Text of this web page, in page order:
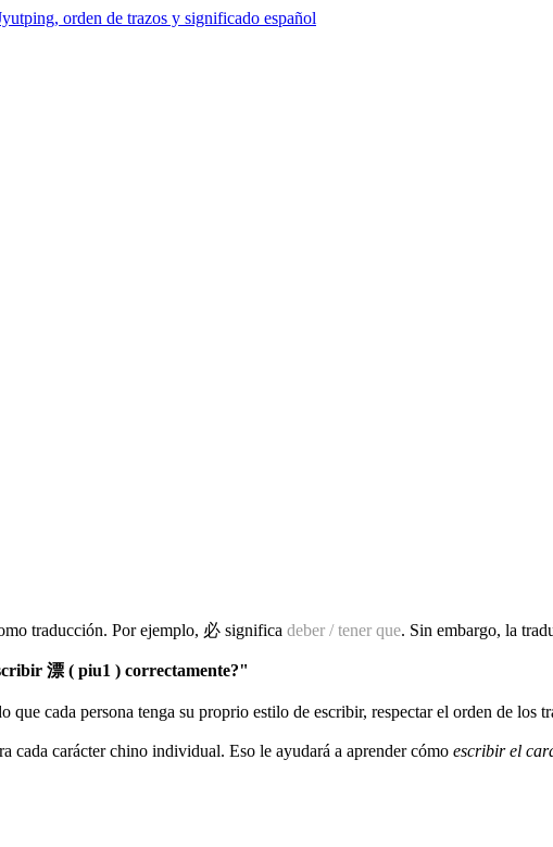
traducción. Por ejemplo, 必 significa deber / tener que. Sin embargo, la
漂 ( piu1 ) correctamente?"
que cada persona tenga su proprio estilo de escribir, respectar el orden de los
cada carácter chino individual. Eso le ayudará a aprender cómo escribir el